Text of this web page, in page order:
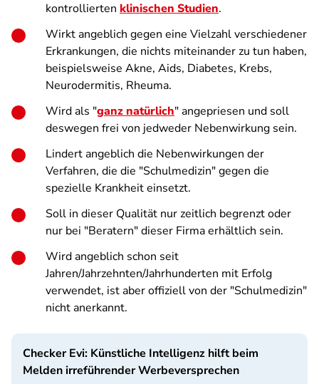
kontrollierten klinischen Studien.
Wirkt angeblich gegen eine Vielzahl verschiedener
Erkrankungen, die nichts miteinander zu tun haben,
beispielsweise Akne, Aids, Diabetes, Krebs,
Neurodermitis, Rheuma.
Wird als "ganz natürlich" angepriesen und soll
deswegen frei von jedweder Nebenwirkung sein.
Lindert angeblich die Nebenwirkungen der
Verfahren, die die "Schulmedizin" gegen die
spezielle Krankheit einsetzt.
Soll in dieser Qualität nur zeitlich begrenzt oder
nur bei "Beratern" dieser Firma erhältlich sein.
Wird angeblich schon seit
Jahren/Jahrzehnten/Jahrhunderten mit Erfolg
verwendet, ist aber offiziell von der "Schulmedizin"
nicht anerkannt.
Checker Evi: Künstliche Intelligenz hilft beim
Melden irreführender Werbeversprechen